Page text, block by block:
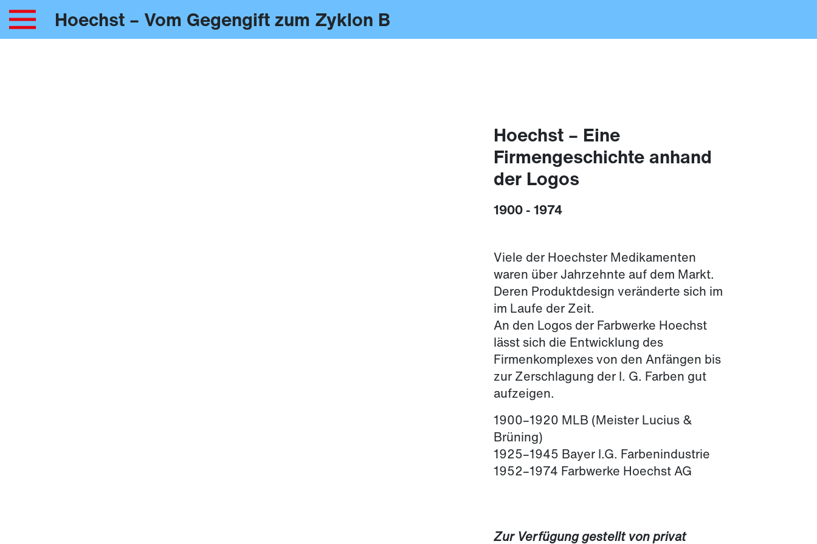
Hoechst – Vom Gegengift zum Zyklon B
Hoechst – Eine
Firmengeschichte anhand
der Logos
1900 - 1974
Viele der Hoechster Medikamenten
waren über Jahrzehnte auf dem Markt.
Deren Produktdesign veränderte sich im
im Laufe der Zeit.
An den Logos der Farbwerke Hoechst
lässt sich die Entwicklung des
Firmenkomplexes von den Anfängen bis
zur Zerschlagung der I. G. Farben gut
aufzeigen.
1900–1920 MLB (Meister Lucius &
Brüning)
1925–1945 Bayer I.G. Farbenindustrie
1952–1974 Farbwerke Hoechst AG
Zur Verfügung gestellt von privat